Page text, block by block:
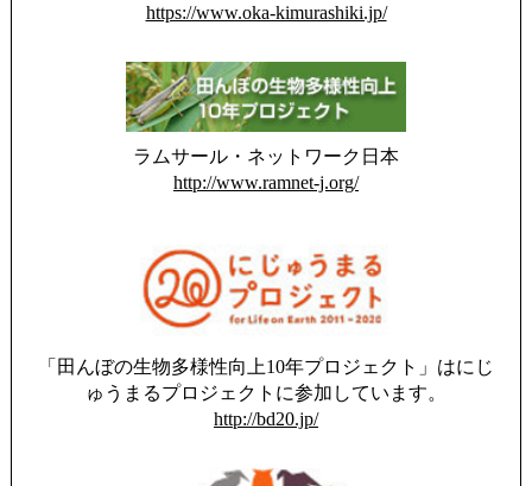
https://www.oka-kimurashiki.jp/
ラムサール・ネットワーク日本
http://www.ramnet-j.org/
「田んぼの生物多様性向上10年プロジェクト」はにじ
ゅうまるプロジェクトに参加しています。
http://bd20.jp/